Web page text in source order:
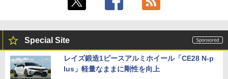
Special Site
レイズ鍛造1ピースアルミホイール「CE28 N-p
lus」軽量なままに剛性を向上